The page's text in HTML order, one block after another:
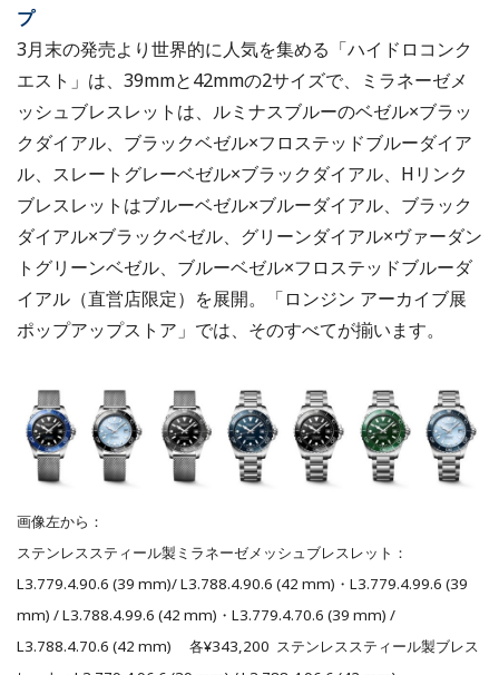
プ
3月末の発売より世界的に人気を集める「ハイドロコンク
エスト」は、39mmと42mmの2サイズで、ミラネーゼメ
ッシュブレスレットは、ルミナスブルーのベゼル×ブラッ
クダイアル、ブラックベゼル×フロステッドブルーダイア
ル、スレートグレーベゼル×ブラックダイアル、Hリンク
ブレスレットはブルーベゼル×ブルーダイアル、ブラック
ダイアル×ブラックベゼル、グリーンダイアル×ヴァーダン
トグリーンベゼル、ブルーベゼル×フロステッドブルーダ
イアル（直営店限定）を展開。「ロンジン アーカイブ展
ポップアップストア」では、そのすべてが揃います。
画像左から：
ステンレススティール製ミラネーゼメッシュブレスレット：
L3.779.4.90.6 (39 mm)/ L3.788.4.90.6 (42 mm)・L3.779.4.99.6 (39
mm) / L3.788.4.99.6 (42 mm)・L3.779.4.70.6 (39 mm) /
L3.788.4.70.6 (42 mm) 各¥343,200 ステンレススティール製ブレス